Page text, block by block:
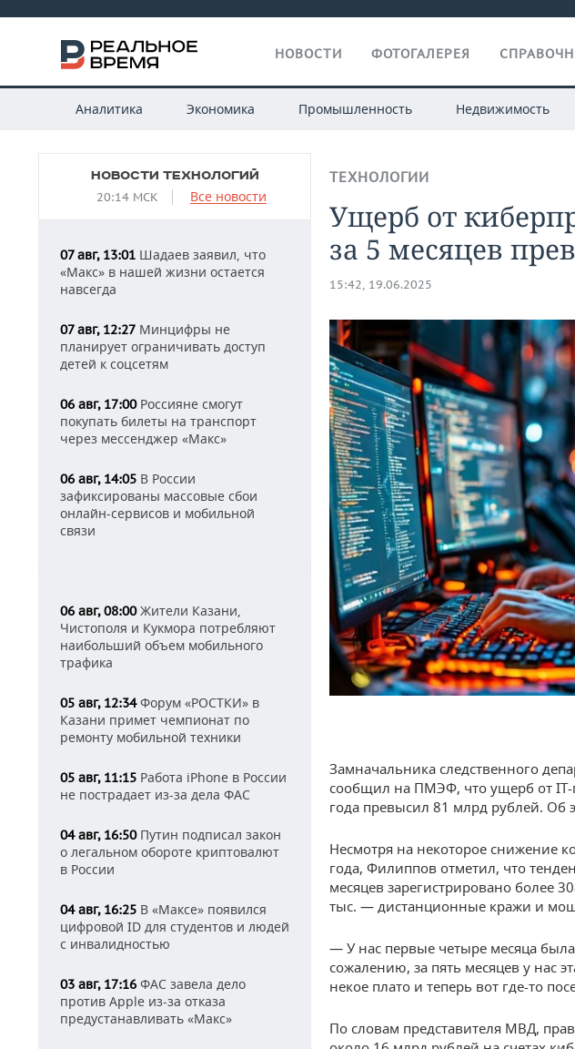
НОВОСТИ ФОТОГАЛЕРЕЯ
Аналитика Экономика Промышленность Недвижимость
НОВОСТИ ТЕХНОЛОГИЙ
20:14 МСК Все новости
07 авг, 13:01 Шадаев заявил, что
«Макс» в нашей жизни остается
навсегда
07 авг, 12:27 Минцифры не
планирует ограничивать доступ
детей к соцсетям
06 авг, 17:00Россияне смогут
покупать билеты на транспорт
через мессенджер «Макс»
06 авг, 14:05 В России
зафиксированы массовые сбои
онлайн-сервисов и мобильной
связи
06 авг, 08:00Жители Казани,
Чистополя и Кукмора потребляют
наибольший объем мобильного
трафика
05 авг, 12:34Форум «РОСТКИ» в
Казани примет чемпионат по
ремонту мобильной техники
05 авг, 11:15 Работа iPhone в России
не пострадает из-за дела ФАС
04 авг, 16:50Путин подписал закон
о легальном обороте криптовалют
в России
04 авг, 16:25 В «Максе» появился
цифровой ID для студентов и людей
с инвалидностью
03 авг, 17:16 ФАС завела дело
против Apple из-за отказа
предустанавливать «Макс»
ТЕХНОЛОГИИ
Ущерб от
за 5 месяцев
15:42, 19.06.2025
Замначальника следственного
сообщил на ПМЭФ, что ущерб от IT-
года превысил 81 млрд рублей. Об
Несмотря на некоторое снижение
года, Филиппов отметил, что
месяцев зарегистрировано более
тыс. — дистанционные кражи и
— У нас первые четыре месяца
сожалению, за пять месяцев у нас
некое плато и теперь вот где-то
По словам представителя МВД,